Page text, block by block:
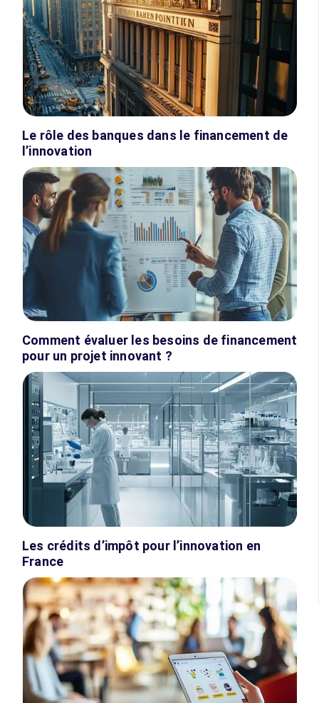
Le rôle des banques dans le financement de
l’innovation
Comment évaluer les besoins de financement
pour un projet innovant ?
Les crédits d’impôt pour l’innovation en
France